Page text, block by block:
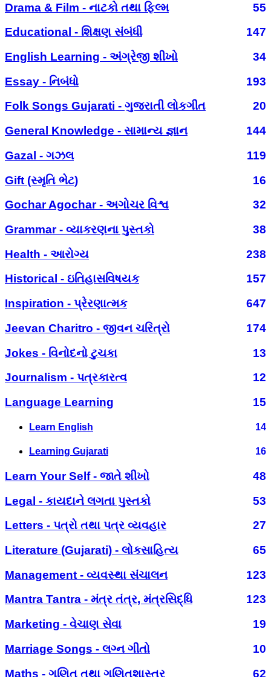
Drama & Film - નાટકો તથા ફિલ્મ
55
Educational - શિક્ષણ સંબંધી
147
English Learning - અંગ્રેજી શીખો
34
Essay - નિબંધો
193
Folk Songs Gujarati - ગુજરાતી લોકગીત
20
General Knowledge - સામાન્ય જ્ઞાન
144
Gazal - ગઝલ
119
Gift (સ્મૃતિ ભેટ)
16
Gochar Agochar - અગોચર વિશ્વ
32
Grammar - વ્યાકરણના પુસ્તકો
38
Health - આરોગ્ય
238
Historical - ઇતિહાસવિષયક
157
Inspiration - પ્રેરણાત્મક
647
Jeevan Charitro - જીવન ચરિત્રો
174
Jokes - વિનોદનો ટુચકા
13
Journalism - પત્રકારત્વ
12
Language Learning
15
Learn English 14
Learning Gujarati 16
Learn Your Self - જાતે શીખો
48
Legal - કાયદાને લગતા પુસ્તકો
53
Letters - પત્રો તથા પત્ર વ્યવહાર
27
Literature (Gujarati) - લોકસાહિત્ય
65
Management - વ્યવસ્થા સંચાલન
123
Mantra Tantra - મંત્ર તંત્ર, મંત્રસિદ્ધિ
123
Marketing - વેચાણ સેવા
19
Marriage Songs - લગ્ન ગીતો
10
Maths - ગણિત તથા ગણિતશાસ્ત્ર
62